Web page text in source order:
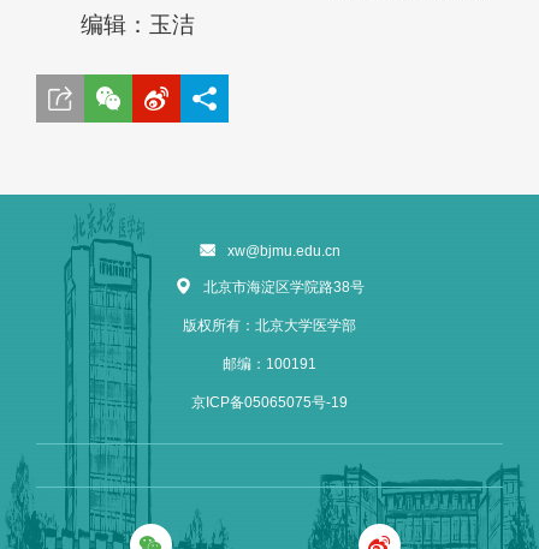
编辑：玉洁
xw@bjmu.edu.cn
北京市海淀区学院路38号
版权所有：北京大学医学部
邮编：100191
京ICP备05065075号-19